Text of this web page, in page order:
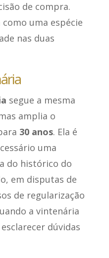
de compra.
uma espécie
nas duas
segue a mesma
amplia o
30 anos. Ela é
uma
do histórico do
em disputas de
de regularização
a vintenária
dúvidas